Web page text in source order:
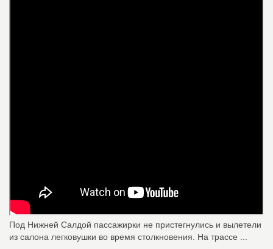
Под Нижней Салдой пассажирки не пристегнулись и вылетели
из салона легковушки во время столкновения. На трассе ...